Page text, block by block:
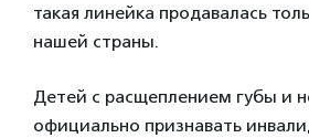
такая линейка продавалась
нашей страны.
Детей с расщеплением губы и
официально признавать